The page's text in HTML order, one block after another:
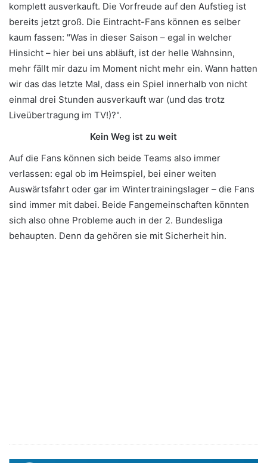
komplett ausverkauft. Die Vorfreude auf den Aufstieg ist
bereits jetzt groß. Die Eintracht-Fans können es selber
kaum fassen: "Was in dieser Saison – egal in welcher
Hinsicht – hier bei uns abläuft, ist der helle Wahnsinn,
mehr fällt mir dazu im Moment nicht mehr ein. Wann hatten
wir das das letzte Mal, dass ein Spiel innerhalb von nicht
einmal drei Stunden ausverkauft war (und das trotz
Liveübertragung im TV!)?".
Kein Weg ist zu weit
Auf die Fans können sich beide Teams also immer
verlassen: egal ob im Heimspiel, bei einer weiten
Auswärtsfahrt oder gar im Wintertrainingslager – die Fans
sind immer mit dabei. Beide Fangemeinschaften könnten
sich also ohne Probleme auch in der 2. Bundesliga
behaupten. Denn da gehören sie mit Sicherheit hin.